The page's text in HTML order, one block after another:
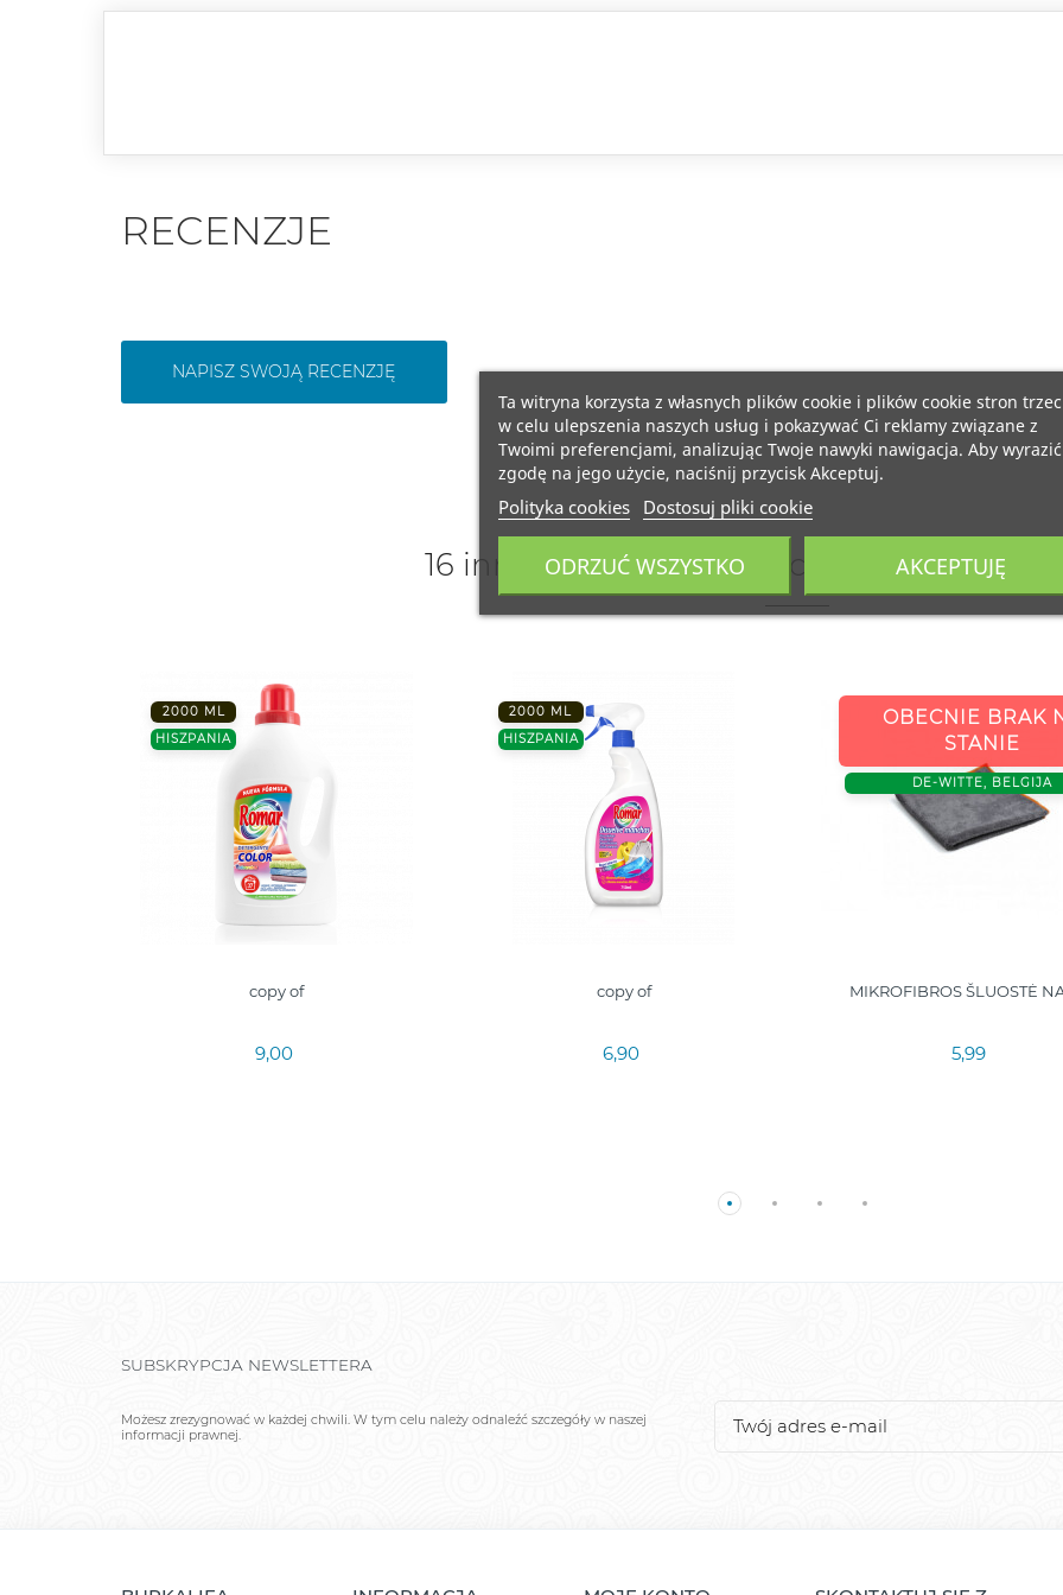
RECENZJE
NAPISZ SWOJĄ RECENZJĘ
16 inne produkty należące do tej samej
2000 ML
HISZPANIA
copy of
9,00
2000 ML
HISZPANIA
copy of
6,90
OBECNIE BRAK
STANIE
DE-WITTE, BELGIJA
MIKROFIBROS ŠLUOSTĖ
5,99
SUBSKRYPCJA NEWSLETTERA
Możesz zrezygnować w każdej chwili. W tym celu należy odnaleźć szczegóły w naszej
informacji prawnej.
Ta witryna korzysta z własnych plików cookie i plików cookie stron
w celu ulepszenia naszych usług i pokazywać Ci reklamy związane z
Twoimi preferencjami, analizując Twoje nawyki nawigacja. Aby wyrazić
zgodę na jego użycie, naciśnij przycisk Akceptuj.
Polityka cookies Dostosuj pliki cookie
ODRZUĆ WSZYSTKO AKCEPTUJĘ